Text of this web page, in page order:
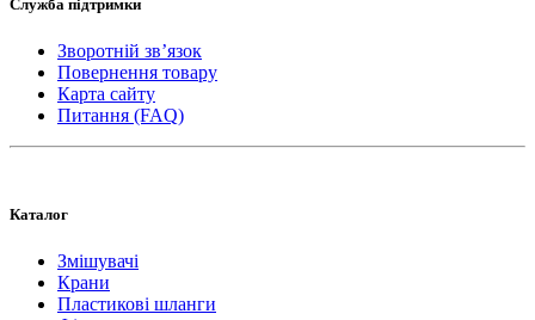
Служба підтримки
Зворотній зв’язок
Повернення товару
Карта сайту
Питання (FAQ)
Каталог
Змішувачі
Крани
Пластикові шланги